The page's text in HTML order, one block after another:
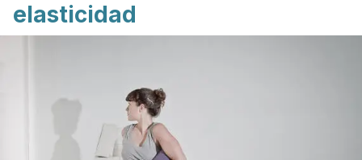
elasticidad